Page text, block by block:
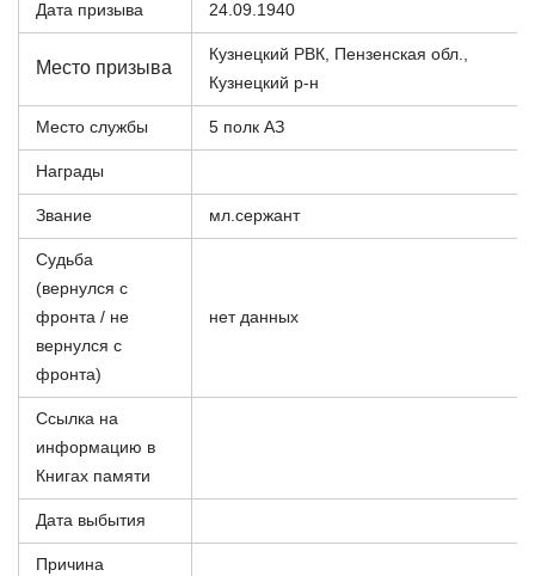
Дата призыва 24.09.1940
Место призыва
Кузнецкий РВК, Пензенская обл.,
Кузнецкий р-н
Место службы 5 полк АЗ
Награды
Звание мл.сержант
Судьба
(вернулся с
фронта / не
вернулся с
фронта)
нет данных
Ссылка на
информацию в
Книгах памяти
Дата выбытия
Причина